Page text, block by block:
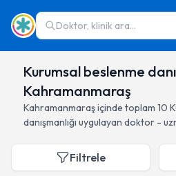
Doktor, klinik ara...
Kurumsal beslenme
Kahramanmaraş
Kahramanmaraşiçinde toplam 10
danışmanlığı uygulayan doktor -
Filtrele